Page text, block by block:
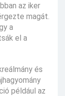
az iker
magát.
a
el a
és
például az